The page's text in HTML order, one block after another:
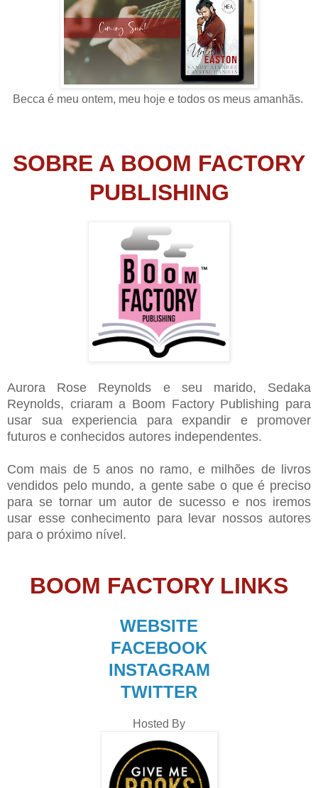
Becca é meu ontem, meu hoje e todos os meus amanhãs.
SOBRE A BOOM FACTORY
PUBLISHING
Aurora Rose Reynolds e seu marido, Sedaka
Reynolds, criaram a Boom Factory Publishing para
usar sua experiencia para expandir e promover
futuros e conhecidos autores independentes.
Com mais de 5 anos no ramo, e milhões de livros
vendidos pelo mundo, a gente sabe o que é preciso
para se tornar um autor de sucesso e nos iremos
usar esse conhecimento para levar nossos autores
para o próximo nível.
BOOM FACTORY LINKS
WEBSITE
FACEBOOK
INSTAGRAM
TWITTER
Hosted By